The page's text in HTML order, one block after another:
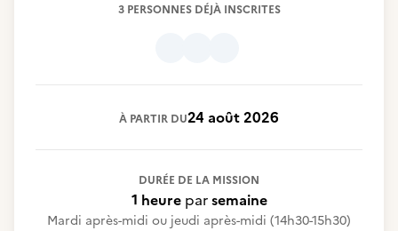
3 PERSONNES DÉJÀ INSCRITES
À PARTIR DU24 août 2026
DURÉE DE LA MISSION
1 heureparsemaine
Mardi après-midi ou jeudi après-midi (14h30-15h30)